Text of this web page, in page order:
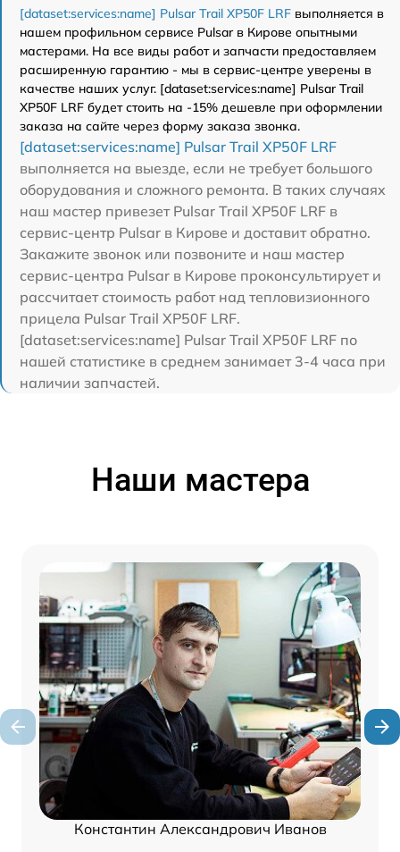
[dataset:services:name] Pulsar Trail XP50F LRF выполняется в
нашем профильном сервисе Pulsar в Кирове опытными
мастерами. На все виды работ и запчасти предоставляем
расширенную гарантию - мы в сервис-центре уверены в
качестве наших услуг. [dataset:services:name] Pulsar Trail
XP50F LRF будет стоить на -15% дешевле при оформлении
заказа на сайте через форму заказа звонка.
[dataset:services:name] Pulsar Trail XP50F LRF
выполняется на выезде, если не требует большого
оборудования и сложного ремонта. В таких случаях
наш мастер привезет Pulsar Trail XP50F LRF в
сервис-центр Pulsar в Кирове и доставит обратно.
Закажите звонок или позвоните и наш мастер
сервис-центра Pulsar в Кирове проконсультирует и
рассчитает стоимость работ над тепловизионного
прицела Pulsar Trail XP50F LRF.
[dataset:services:name] Pulsar Trail XP50F LRF по
нашей статистике в среднем занимает 3-4 часа при
наличии запчастей.
Наши мастера
Константин Александрович Иванов